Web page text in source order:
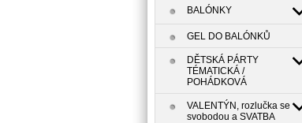
BALÓNKY
GEL DO BALÓNKŮ
DĚTSKÁ PÁRTY
TÉMATICKÁ /
POHÁDKOVÁ
VALENTÝN, rozlučka se
svobodou a SVATBA